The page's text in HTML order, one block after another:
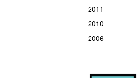
2011
2010
2006